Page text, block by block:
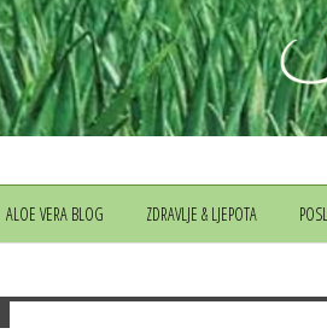
ALOE VERA BLOG ZDRAVLJE & LJEPOTA